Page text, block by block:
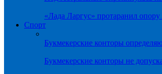
«Лада Ларгус» протаранил
Спорт
Букмекерские конторы
Букмекерские конторы не